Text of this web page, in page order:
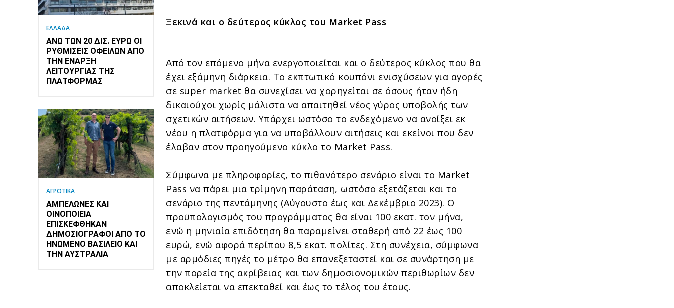
ΕΛΛΑΔΑ
ΆΝΩ ΤΩΝ 20 ΔΙΣ. ΕΥΡΏ ΟΙ
ΡΥΘΜΊΣΕΙΣ ΟΦΕΙΛΏΝ ΑΠΌ
ΤΗΝ ΈΝΑΡΞΗ
ΛΕΙΤΟΥΡΓΊΑΣ ΤΗΣ
ΠΛΑΤΦΌΡΜΑΣ
ΑΓΡΟΤΙΚΑ
ΑΜΠΕΛΏΝΕΣ ΚΑΙ
ΟΙΝΟΠΟΙΕΊΑ
ΕΠΙΣΚΈΦΘΗΚΑΝ
ΔΗΜΟΣΙΟΓΡΆΦΟΙ ΑΠΌ ΤΟ
ΗΝΩΜΈΝΟ ΒΑΣΊΛΕΙΟ ΚΑΙ
ΤΗΝ ΑΥΣΤΡΑΛΊΑ
Ξεκινά και ο δεύτερος κύκλος του Market Pass
Από τον επόμενο μήνα ενεργοποιείται και ο δεύτερος κύκλος που θα
έχει εξάμηνη διάρκεια. Το εκπτωτικό κουπόνι ενισχύσεων για αγορές
σε super market θα συνεχίσει να χορηγείται σε όσους ήταν ήδη
δικαιούχοι χωρίς μάλιστα να απαιτηθεί νέος γύρος υποβολής των
σχετικών αιτήσεων. Υπάρχει ωστόσο το ενδεχόμενο να ανοίξει εκ
νέου η πλατφόρμα για να υποβάλλουν αιτήσεις και εκείνοι που δεν
έλαβαν στον προηγούμενο κύκλο το Market Pass.
Σύμφωνα με πληροφορίες, το πιθανότερο σενάριο είναι το Market
Pass να πάρει μια τρίμηνη παράταση, ωστόσο εξετάζεται και το
σενάριο της πεντάμηνης (Αύγουστο έως και Δεκέμβριο 2023). Ο
προϋπολογισμός του προγράμματος θα είναι 100 εκατ. τον μήνα,
ενώ η μηνιαία επιδότηση θα παραμείνει σταθερή από 22 έως 100
ευρώ, ενώ αφορά περίπου 8,5 εκατ. πολίτες. Στη συνέχεια, σύμφωνα
με αρμόδιες πηγές το μέτρο θα επανεξεταστεί και σε συνάρτηση με
την πορεία της ακρίβειας και των δημοσιονομικών περιθωρίων δεν
αποκλείεται να επεκταθεί και έως το τέλος του έτους.